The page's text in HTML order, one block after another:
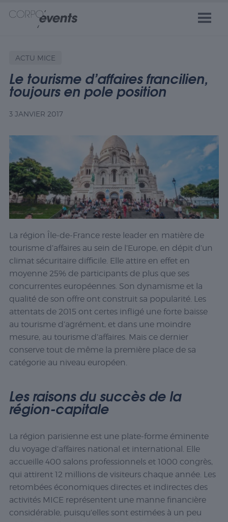
ACTU MICE
Le tourisme d’affaires francilien,
toujours en pole position
3 JANVIER 2017
La région Île-de-France reste leader en matière de
tourisme d’affaires au sein de l’Europe, en dépit d’un
climat sécuritaire difficile. Elle attire en effet en
moyenne 25% de participants de plus que ses
concurrentes européennes. Son dynamisme et la
qualité de son offre ont construit sa popularité. Les
attentats de 2015 ont certes infligé une forte baisse
au tourisme d’agrément, et dans une moindre
mesure, au tourisme d’affaires. Mais ce dernier
conserve tout de même la première place de sa
catégorie au niveau européen.
Les raisons du succès de la
région-capitale
La région parisienne est une plate-forme éminente
du voyage d’affaires national et international. Elle
accueille 400 salons professionnels et 1000 congrès,
qui attirent 12 millions de visiteurs chaque année. Les
retombées économiques directes et indirectes des
activités MICE représentent une manne financière
considérable, puisqu’elles sont estimées à un peu